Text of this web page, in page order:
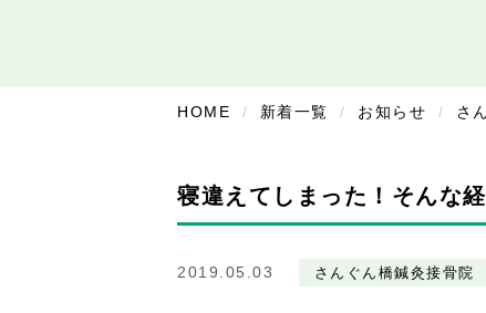
HOME 新着一覧 お知らせ さ
寝違えてしまった！そんな
2019.05.03 さんぐん橋鍼灸接骨院